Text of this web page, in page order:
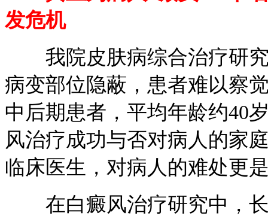
发危机
我院皮肤病综合治疗研究
病变部位隐蔽，患者难以察
中后期患者，平均年龄约40
风治疗成功与否对病人的家
临床医生，对病人的难处更
在白癜风治疗研究中，长